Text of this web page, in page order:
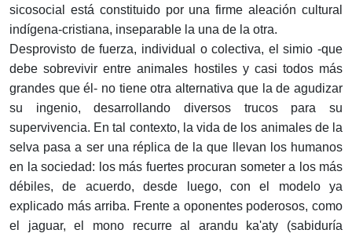
sicosocial está constituido por una firme aleación cultural
indígena-cristiana, inseparable la una de la otra.
Desprovisto de fuerza, individual o colectiva, el simio -que
debe sobrevivir entre animales hostiles y casi todos más
grandes que él- no tiene otra alternativa que la de agudizar
su ingenio, desarrollando diversos trucos para su
supervivencia. En tal contexto, la vida de los animales de la
selva pasa a ser una réplica de la que llevan los humanos
en la sociedad: los más fuertes procuran someter a los más
débiles, de acuerdo, desde luego, con el modelo ya
explicado más arriba. Frente a oponentes poderosos, como
el jaguar, el mono recurre al arandu ka'aty (sabiduría